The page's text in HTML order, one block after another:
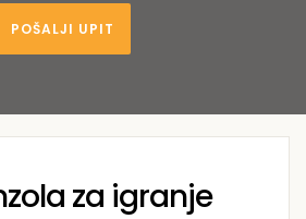
POŠALJI UPIT
za igranje